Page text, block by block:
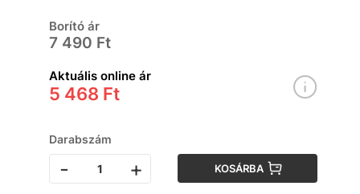
Borító ár
7 490 Ft
Aktuális online ár
5 468 Ft
Darabszám
- + KOSÁRBA